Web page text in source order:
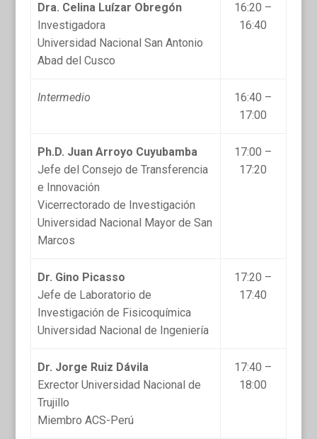
Dra. Celina Luízar Obregón
Investigadora
Universidad Nacional San Antonio
Abad del Cusco
16:20 –
16:40
Intermedio
16:40 –
17:00
Ph.D. Juan Arroyo Cuyubamba
Jefe del Consejo de Transferencia
e Innovación
Vicerrectorado de Investigación
Universidad Nacional Mayor de San
Marcos
17:00 –
17:20
Dr. Gino Picasso
Jefe de Laboratorio de
Investigación de Fisicoquímica
Universidad Nacional de Ingeniería
17:20 –
17:40
Dr. Jorge Ruiz Dávila
Exrector Universidad Nacional de
Trujillo
Miembro ACS-Perú
17:40 –
18:00